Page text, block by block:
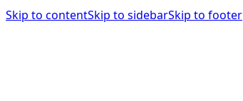
Skip to contentSkip to sidebarSkip to footer